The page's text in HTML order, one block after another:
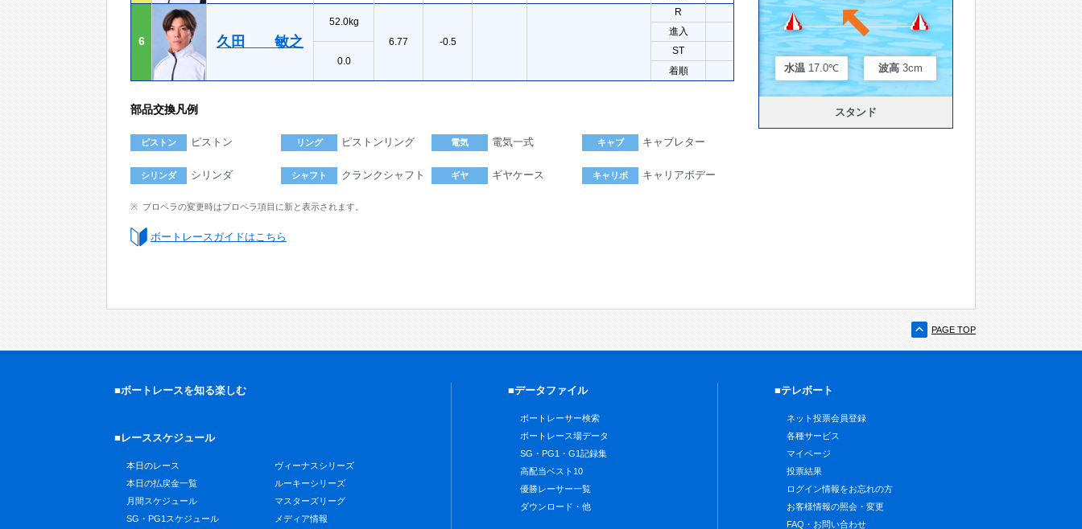
6 久田 敏之
52.0kg
6.77
-0.5
R
進入
0.0
ST
着順
部品交換凡例
ピストン ピストン リング ピストンリング 電気 電気一式 キャブ キャブレター
シリンダ シリンダ シャフト クランクシャフト ギヤ ギヤケース キャリボ キャリアボデー
プロペラの変更時はプロペラ項目に新と表示されます。
ボートレースガイドはこちら
水温 17.0℃ 波高 3cm
スタンド
PAGE TOP
■ボートレースを知る楽しむ
■レーススケジュール
本日のレース
本日の払戻金一覧
月間スケジュール
SG・PG1スケジュール
ヴィーナスシリーズ
ルーキーシリーズ
マスターズリーグ
メディア情報
■データファイル
ボートレーサー検索
ボートレース場データ
SG・PG1・G1記録集
高配当ベスト10
優勝レーサー一覧
ダウンロード・他
■テレボート
ネット投票会員登録
各種サービス
マイページ
投票結果
ログイン情報をお忘れの方
お客様情報の照会・変更
FAQ・お問い合わせ